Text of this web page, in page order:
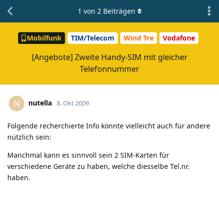
Mobilfunk TIM/Telecom Wind Tre Vodafone
[Angebote] Zweite Handy-SIM mit gleicher
Telefonnummer
1 von 2Beiträgen
N nutella 8. Okt 2009
Folgende recherchierte Info könnte vielleicht auch für andere
nützlich sein:
Manchmal kann es sinnvoll sein 2 SIM-Karten für
verschiedene Geräte zu haben, welche diesselbe Tel.nr.
haben.